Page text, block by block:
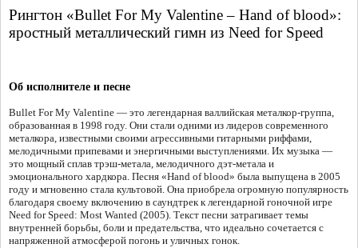
Рингтон «Bullet For My Valentine – Hand of blood»:
яростный металлический гимн из Need for Speed
Об исполнителе и песне
Bullet For My Valentine — это легендарная валлийская металкор-группа,
образованная в 1998 году. Они стали одними из лидеров современного
металкора, известными своими агрессивными гитарными риффами,
мелодичными припевами и энергичными выступлениями. Их музыка —
это мощный сплав трэш-метала, мелодичного дэт-метала и
эмоционального хардкора. Песня «Hand of blood» была выпущена в 2005
году и мгновенно стала культовой. Она приобрела огромную популярность
благодаря своему включению в саундтрек к легендарной гоночной игре
Need for Speed: Most Wanted (2005). Текст песни затрагивает темы
внутренней борьбы, боли и предательства, что идеально сочетается с
напряженной атмосферой погонь и уличных гонок.